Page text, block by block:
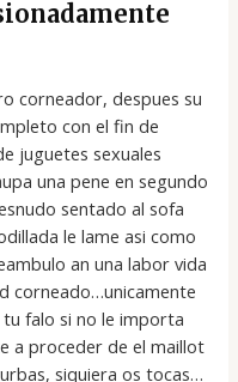
corneador, despues su
con el fin de
juguetes sexuales
una pene en segundo
sentado al sofa
le lame asi­ como
an una labor vida
corneado…unicamente
falo si no le importa
a proceder de el maillot
siquiera os tocas…